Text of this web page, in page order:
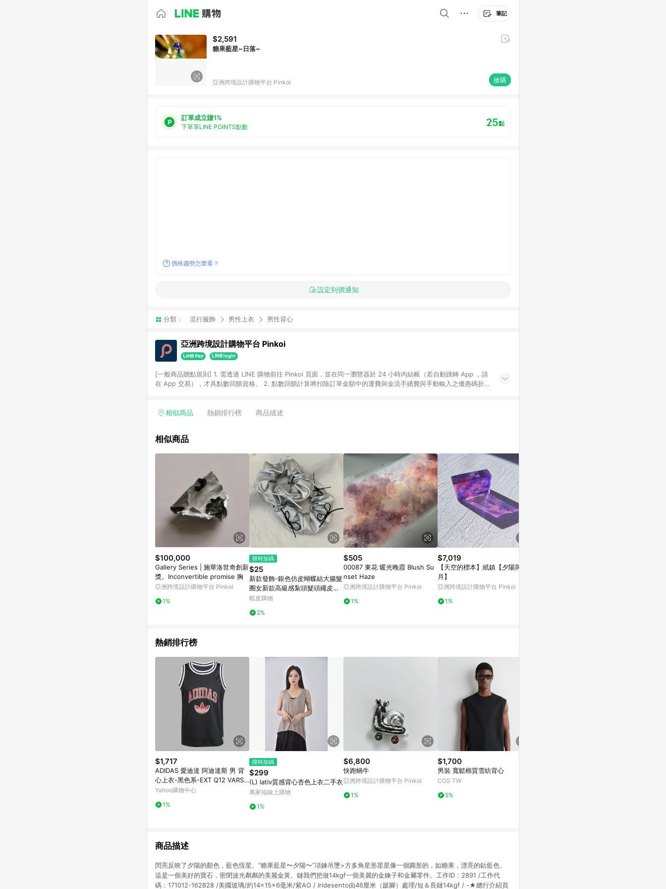
筆記
$2,591
糖果藍星~日落~
亞洲跨境設計購物平台 Pinkoi 搶購
訂單成立賺1%
下單享LINE POINTS點數 25點
價格趨勢怎麼看？
設定到價通知
分類： 流行服飾 男性上衣 男性背心
亞洲跨境設計購物平台 Pinkoi
[一般商品贈點規則] 1. 需透過 LINE 購物前往 Pinkoi 頁面，並在同一瀏覽器於 24 小時內結帳（若自動跳轉 App ，請
在 App 交易），才具點數回饋資格。 2. 點數回饋計算將扣除訂單金額中的運費與金流手續費與手動輸入之優惠碼折
格，部分退款不在此限。 6. APP 請更新至Android v4.6.0 / iOS v4.1.5 以上才具贈點資格。 7. 點數將於出貨後 45 天
使用規則請以點數紅包活動說明為準。 11. 若於 LINE 購物前往 Pinkoi 頁面後才首次下載 Pinkoi APP 並完成訂單，不
相似商品 熱銷排行榜 商品描述
相似商品
$100,000
Gallery Series | 施華洛世奇創新
獎。Inconvertible promise 胸
亞洲跨境設計購物平台 Pinkoi
1%
限時加碼
$25
新款發飾-銀色仿皮蝴蝶結大腸髮
圈女新款高級感紮頭髮頭繩皮筋
頭花髮飾 GC5C
蝦皮購物
2%
$505
00087 東花 暖光晚霞 Blush Su
nset Haze
亞洲跨境設計購物平台 Pinkoi
1%
$7,019
【天空的標本】紙鎮【夕陽與銀
月】
亞洲跨境設計購物平台 Pinkoi
1%
熱銷排行榜
$1,717
ADIDAS 愛迪達 阿迪達斯 男 背
心上衣-黑色系-EXT Q12 VARSIT
Y-JP1003
Yahoo購物中心
1%
限時加碼
$299
(L) lativ質感背心杏色上衣二手衣
萬家福線上購物
1%
$6,800
快跑蝸牛
亞洲跨境設計購物平台 Pinkoi
1%
$1,700
男裝 寬鬆棉質雪紡背心
COS TW
5%
商品描述
閃亮反映了夕陽的顏色，藍色恆星。“糖果藍星〜夕陽〜”項鍊吊墜>方多角星形星星像一個圓形的，如糖果，漂亮的鈷藍色。
這是一個美好的寶石，密閉波光粼粼的美麗金黃。鏈我們把做14kgf一個美麗的金鍊子和金屬零件。工作ID：2891 /工作代
碼：171012-162828 /美國玻璃/約14×15×6毫米/紫AO / Iridesento由46厘米（跛腳）處理/短＆長鏈14kgf / -★總行介紹頁